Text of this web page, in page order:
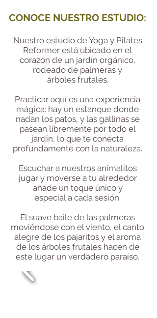
CONOCE NUESTRO ESTUDIO:
Nuestro estudio de Yoga y Pilates
Reformer está ubicado en el
corazón de un jardín orgánico,
rodeado de palmeras y
árboles frutales.
Practicar aquí es una experiencia
mágica: hay un estanque donde
nadan los patos, y las gallinas se
pasean libremente por todo el
jardín, lo que te conecta
profundamente con la naturaleza.
Escuchar a nuestros animalitos
jugar y moverse a tu alrededor
añade un toque único y
especiala cada sesión.
El suave baile de las palmeras
moviéndose con el viento, el canto
alegre de los pajaritos y el aroma
de los árboles frutales hacen de
este lugar un verdadero paraíso.